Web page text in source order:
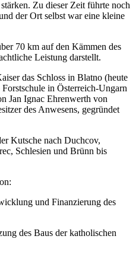
Zu dieser Zeit führte noch
der Ort selbst war eine kleine
70 km auf den Kämmen des
Leistung darstellt.
das Schloss in Blatno (heute
in Österreich-Ungarn
Jan Ignac Ehrenwerth von
des Anwesens, gegründet
Kutsche nach Duchcov,
Schlesien und Brünn bis
und Finanzierung des
des Baus der katholischen